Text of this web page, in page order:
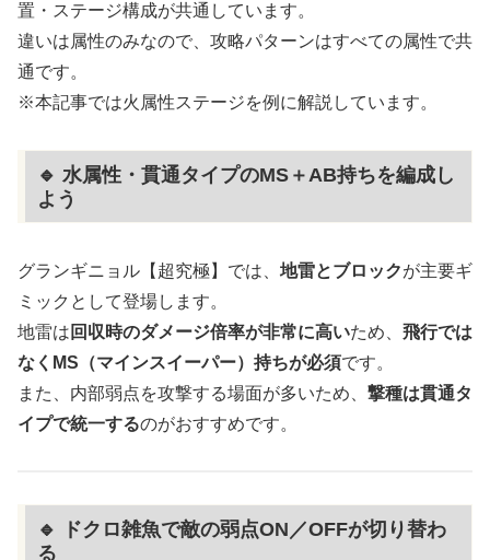
置・ステージ構成が共通しています。
違いは属性のみなので、攻略パターンはすべての属性で共
通です。
※本記事では火属性ステージを例に解説しています。
🔹 水属性・貫通タイプのMS＋AB持ちを編成し
よう
グランギニョル【超究極】では、 地雷とブロックが主要ギ
ミックとして登場します。
地雷は 回収時のダメージ倍率が非常に高いため、 飛行では
なくMS（マインスイーパー）持ちが必須です。
また、内部弱点を攻撃する場面が多いため、 撃種は貫通タ
イプで統一するのがおすすめです。
🔹 ドクロ雑魚で敵の弱点ON／OFFが切り替わ
る